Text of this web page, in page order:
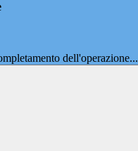
dell'operazione...